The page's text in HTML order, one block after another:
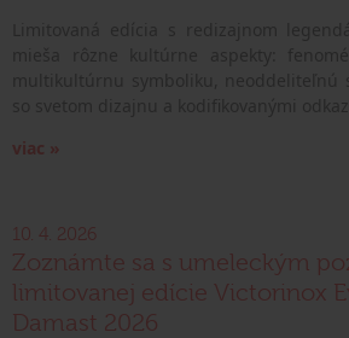
viac »
10. 4. 2026
Zoznámte sa s umeleckým
limitovanej edície Victorinox
Damast 2026